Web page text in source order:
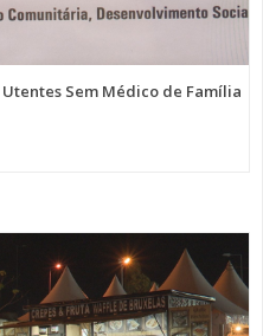
Sem Médico de Família